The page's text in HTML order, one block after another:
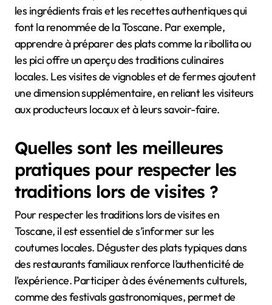
les ingrédients frais et les recettes authentiques qui
font la renommée de la Toscane. Par exemple,
apprendre à préparer des plats comme la ribollita ou
les pici offre un aperçu des traditions culinaires
locales. Les visites de vignobles et de fermes ajoutent
une dimension supplémentaire, en reliant les visiteurs
aux producteurs locaux et à leurs savoir-faire.
Quelles sont les meilleures
pratiques pour respecter les
traditions lors de visites ?
Pour respecter les traditions lors de visites en
Toscane, il est essentiel de s’informer sur les
coutumes locales. Déguster des plats typiques dans
des restaurants familiaux renforce l’authenticité de
l’expérience. Participer à des événements culturels,
comme des festivals gastronomiques, permet de